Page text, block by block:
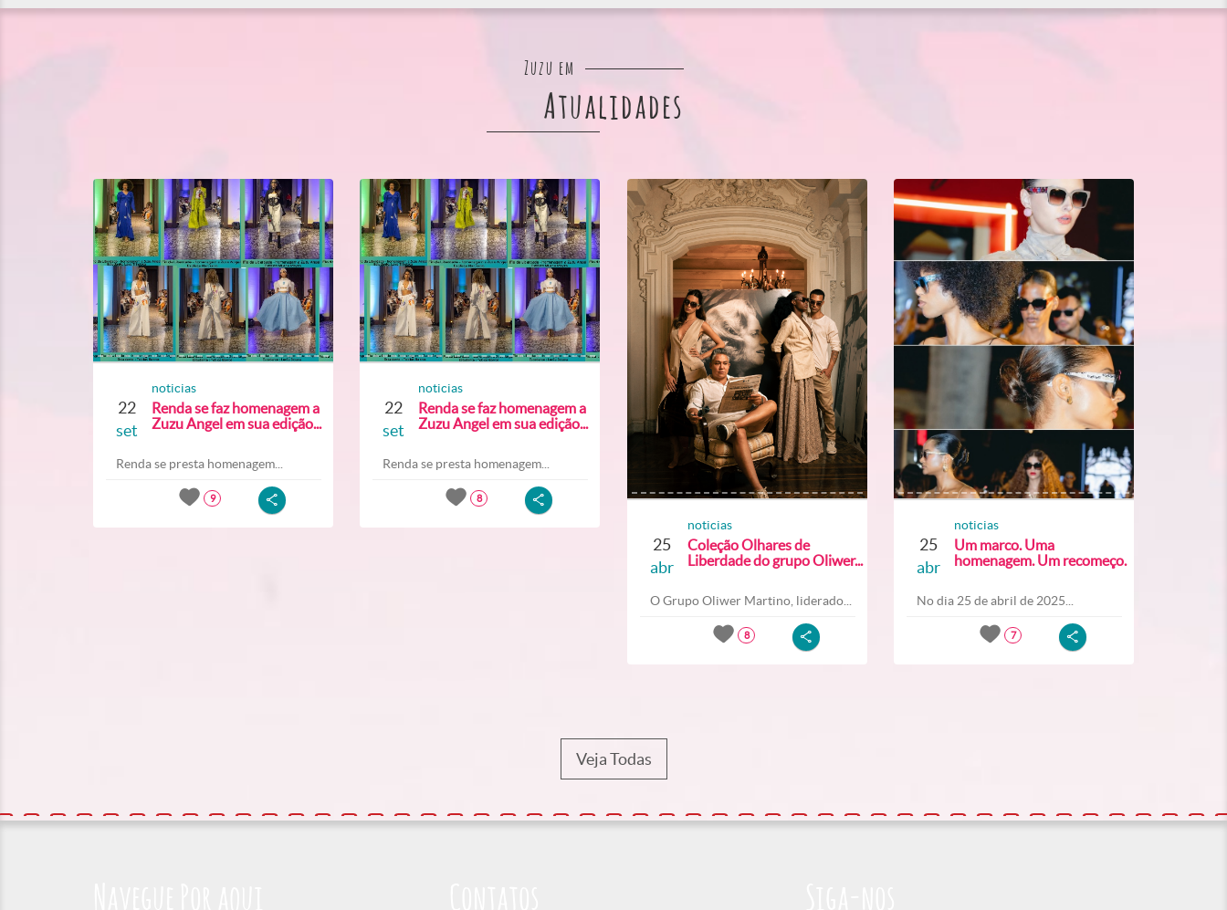
Zuzu em
Atualidades
22
set
noticias
Renda se faz homenagem a
Zuzu Angel em sua edição...
Renda se presta homenagem...
9
22
set
noticias
Renda se faz homenagem a
Zuzu Angel em sua edição...
Renda se presta homenagem...
8
25
abr
noticias
Coleção Olhares de
Liberdade do grupo Oliwer...
O Grupo Oliwer Martino, liderado...
8
25
abr
noticias
Um marco. Uma
homenagem. Um recomeço.
No dia 25 de abril de 2025...
7
Veja Todas